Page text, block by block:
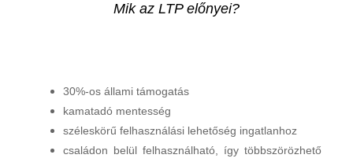
Mik az LTP előnyei?
30%-os állami támogatás
kamatadó mentesség
széleskörű felhasználási lehetőség ingatlanhoz
családon belül felhasználható, így többszörözhető